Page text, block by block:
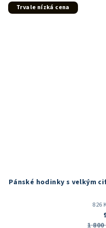
Trvale nízká cena
Pánské hodinky s velkým
826
1